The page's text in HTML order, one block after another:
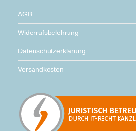
AGB
Widerrufsbelehrung
Datenschutzerklärung
Versandkosten